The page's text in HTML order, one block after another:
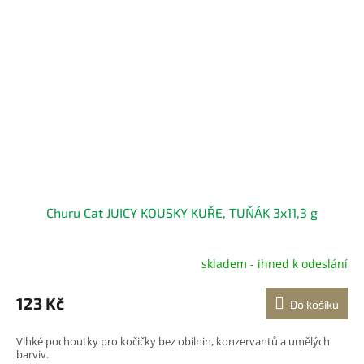
Churu Cat JUICY KOUSKY KUŘE, TUŇÁK 3x11,3 g
skladem - ihned k odeslání
123 Kč Do košíku
Vlhké pochoutky pro kočičky bez obilnin, konzervantů a umělých
barviv.